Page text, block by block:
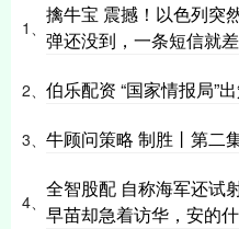
1、
擒牛宝 震撼！以色列突
弹还没到，一条短信就
2、 伯乐配资 “国家情报局”
3、 牛顾问策略 制胜丨第二
4、
全智股配 自称海军还试
早苗却急着访华，安的